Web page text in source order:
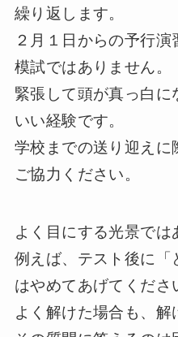
繰り返します。
２月１日からの予行演
模試ではありません。
緊張して頭が真っ白
いい経験です。
学校までの送り迎え
ご協力ください。
よく目にする光景では
例えば、テスト後に
はやめてあげてくださ
よく解けた場合も、解